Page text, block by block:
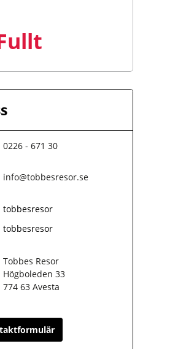
0226 - 671 30
info@tobbesresor.se
tobbesresor
tobbesresor
Tobbes Resor
Högboleden 33
774 63 Avesta